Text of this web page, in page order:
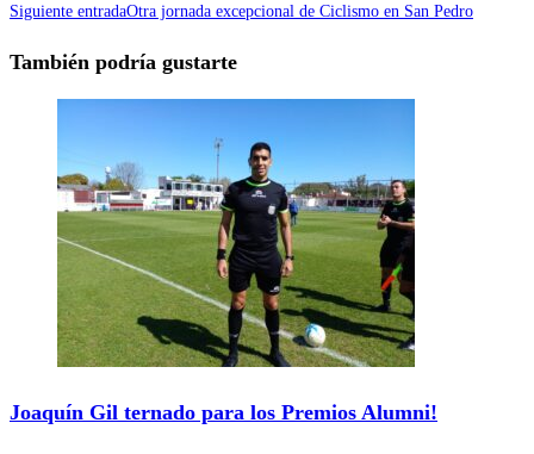
Siguiente entradaOtra jornada excepcional de Ciclismo en San Pedro
También podría gustarte
Joaquín Gil ternado para los Premios Alumni!